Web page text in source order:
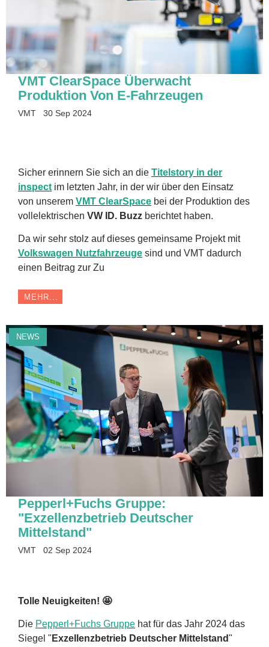
VMT ClearSpace Überwacht
Produktion Von E-Fahrzeugen
VMT 30 Sep 2024
Sicher erinnern Sie sich an die Titelstory in der
inspect im letzten Jahr, in der wir über den Einsatz
von unserem VMT ClearSpace bei der Produktion des
vollelektrischen VW ID. Buzz berichtet haben.
Da wir sehr stolz auf dieses gemeinsame Projekt mit
Volkswagen Nutzfahrzeuge sind und VMT dadurch
einen Beitrag zur Zu
MEHR...
NEWS
Pepperl+Fuchs Gruppe:
"Exzellenzbetrieb Deutscher
Mittelstand"
VMT 02 Sep 2024
Tolle Neuigkeiten! 🤩
Die Pepperl+Fuchs Gruppe hat für das Jahr 2024 das
Siegel " Exzellenzbetrieb Deutscher Mittelstand"